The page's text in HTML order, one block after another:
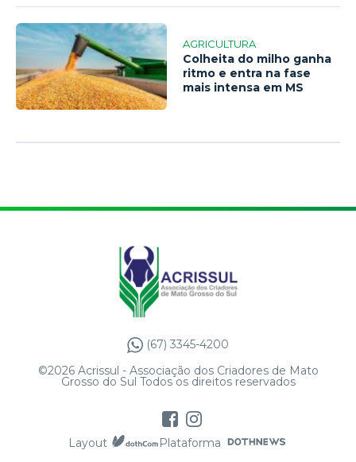
AGRICULTURA
Colheita do milho ganha
ritmo e entra na fase
mais intensa em MS
(67) 3345-4200
©2026 Acrissul - Associação dos Criadores de Mato
Grosso do Sul Todos os direitos reservados
Layout Plataforma